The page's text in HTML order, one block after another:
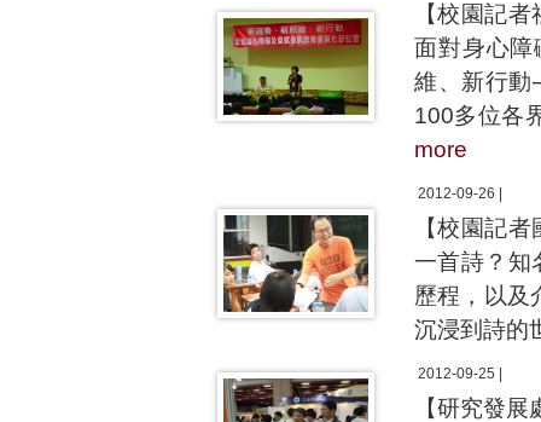
【校園記
面對身心障
維、新行動
100多位各
more
2012-09-26 |
【校園記
一首詩？知
歷程，以及
沉浸到詩的
2012-09-25 |
【研究發